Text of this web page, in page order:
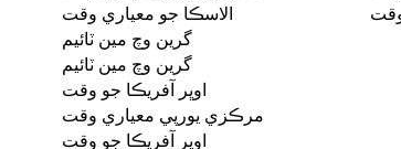
الاسڪا جو معياري وقت
گرين وچ مين ٽائيم
گرين وچ مين ٽائيم
اوڀر آفريڪا جو وقت
مرڪزي يورپي معياري وقت
اوڀر آفريڪا جو وقت